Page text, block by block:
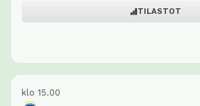
TILASTOT
klo 15.00